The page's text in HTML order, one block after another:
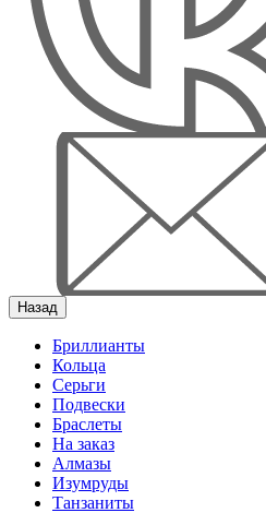
Назад
Бриллианты
Кольца
Серьги
Подвески
Браслеты
На заказ
Алмазы
Изумруды
Танзаниты